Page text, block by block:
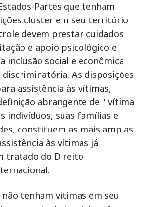
Partes que tenham
cluster em seu território
devem prestar cuidados
e apoio psicológico e
inclusão social e econômica
discriminatória. As disposições
assistência às vítimas,
abrangente de " vítima
indivíduos, suas famílias e
constituem as mais amplas
às vítimas já
tratado do Direito
não tenham vítimas em seu